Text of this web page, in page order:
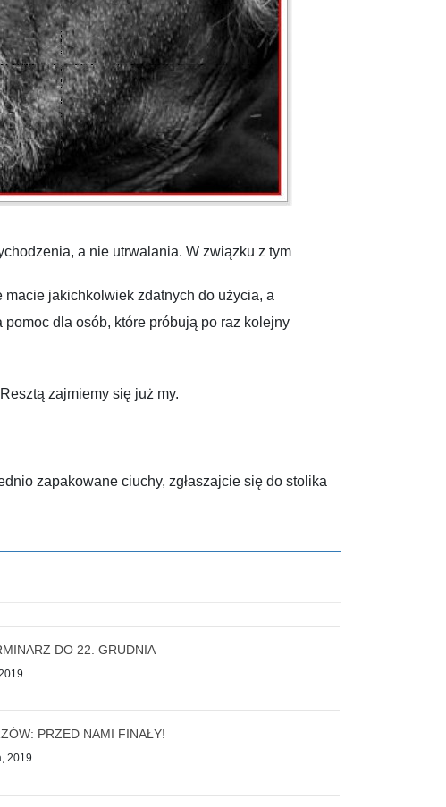
a nie utrwalania. W związku z tym
jakichkolwiek zdatnych do użycia, a
dla osób, które próbują po raz kolejny
zajmiemy się już my.
zapakowane ciuchy, zgłaszajcie się do stolika
DO 22. GRUDNIA
PRZED NAMI FINAŁY!
2019